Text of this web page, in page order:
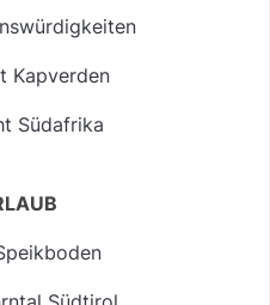
Kapverden
Südafrika